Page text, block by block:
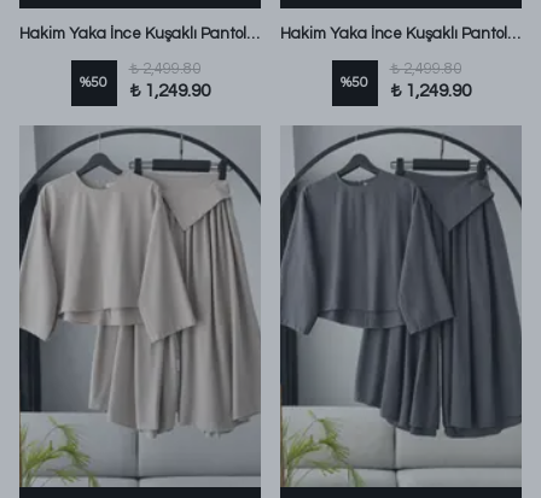
Hakim Yaka İnce Kuşaklı Pantolonlu Modal Takım Gül
%50
₺ 2,499.80
₺ 1,249.90
Hakim Yaka İnce Kuşaklı Pantolonlu Modal Takım Füme
%50
₺ 2,499.80
₺ 1,249.90